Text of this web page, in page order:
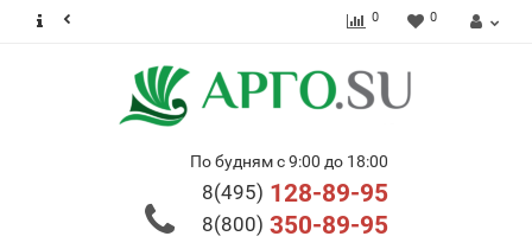
0 0
По будням с 9:00 до 18:00
8(495) 128-89-95
8(800) 350-89-95